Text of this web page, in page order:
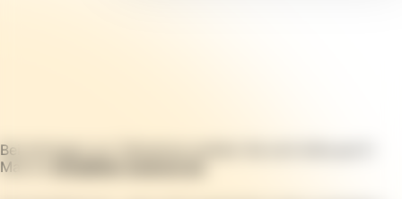
Bei Anfragen zur Teilnahme melden Sie sich bitte per E-
Mail an